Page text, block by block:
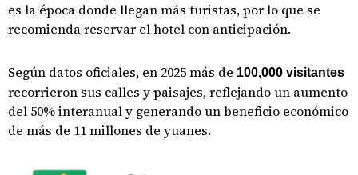
es la época donde llegan más turistas, por lo que se
recomienda reservar el hotel con anticipación.
Según datos oficiales, en 2025 más de 100,000 visitantes
recorrieron sus calles y paisajes, reflejando un aumento
del 50% interanual y generando un beneficio económico
de más de 11 millones de yuanes.